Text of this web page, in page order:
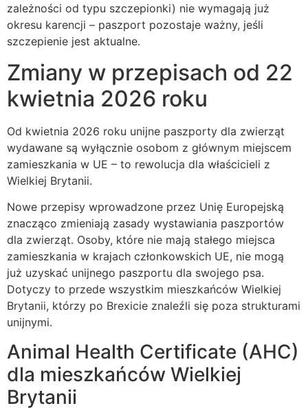
zależności od typu szczepionki) nie wymagają już
okresu karencji – paszport pozostaje ważny, jeśli
szczepienie jest aktualne.
Zmiany w przepisach od 22
kwietnia 2026 roku
Od kwietnia 2026 roku unijne paszporty dla zwierząt
wydawane są wyłącznie osobom z głównym miejscem
zamieszkania w UE – to rewolucja dla właścicieli z
Wielkiej Brytanii.
Nowe przepisy wprowadzone przez Unię Europejską
znacząco zmieniają zasady wystawiania paszportów
dla zwierząt. Osoby, które nie mają stałego miejsca
zamieszkania w krajach członkowskich UE, nie mogą
już uzyskać unijnego paszportu dla swojego psa.
Dotyczy to przede wszystkim mieszkańców Wielkiej
Brytanii, którzy po Brexicie znaleźli się poza strukturami
unijnymi.
Animal Health Certificate (AHC)
dla mieszkańców Wielkiej
Brytanii